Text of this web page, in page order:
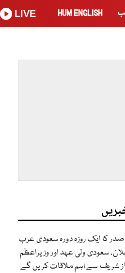
HUM ENGLISH
LIVE
کا ایک روزہ دورہ سعودی عرب
سعودی ولی عہد اور وزیراعظم
شریف سے اہم ملاقات کریں گے